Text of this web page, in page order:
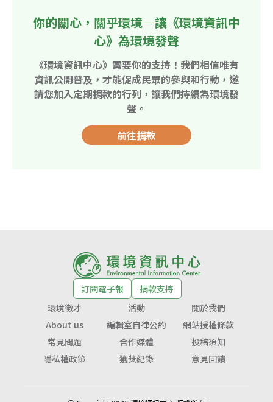
你的關心，關乎環境—讓《環境資訊中
心》為環境發聲
《環境資訊中心》需要你的支持！我們相信唯有
資訊公開普及，才能促成民眾的參與和行動，邀
請您加入定期捐款的行列，讓我們持續為環境發
聲。
前往捐款
訂閱電子報
捐款支持
環境徵才
活動
關於我們
About us
編輯室自律公約
網站授權條款
常見問題
合作媒體
投稿須知
隱私權政策
獲獎紀錄 意見回饋